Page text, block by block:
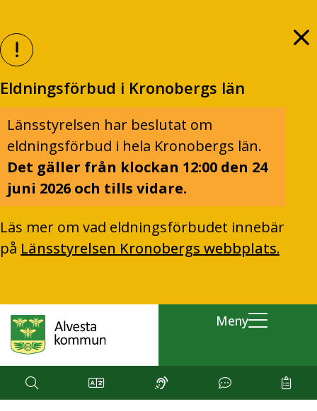
Eldningsförbud i Kronobergs län
Länsstyrelsen har beslutat om
eldningsförbud i hela Kronobergs län.
Det gäller från klockan 12:00 den 24
juni 2026 och tills vidare.
Läs mer om vad eldningsförbudet innebär
på Länsstyrelsen Kronobergs webbplats.
Meny